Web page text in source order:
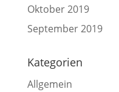
Oktober 2019
September 2019
Kategorien
Allgemein